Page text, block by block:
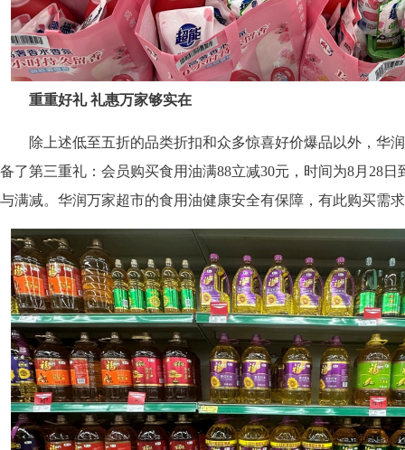
重重好礼 礼惠万家够实在
除上述低至五折的品类折扣和众多惊喜好价爆品以外，华
备了第三重礼：会员购买食用油满88立减30元，时间为8月28日
与满减。华润万家超市的食用油健康安全有保障，有此购买需